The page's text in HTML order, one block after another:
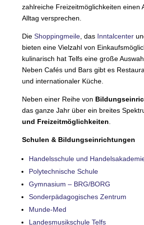
zahlreiche Freizeitmöglichkeiten einen
Alltag versprechen.
Die Shoppingmeile, das Inntalcenter
bieten eine Vielzahl von
kulinarisch hat Telfs eine große
Neben Cafés und Bars gibt es
und internationaler Küche.
Neben einer Reihe von
das ganze Jahr über ein breites
und Freizeitmöglichkeiten
Schulen & Bildungseinrichtungen
Handelsschule und
Polytechnische Schule
Gymnasium – BRG/BORG
Sonderpädagogisches Zentrum
Munde-Med
Landesmusikschule Telfs